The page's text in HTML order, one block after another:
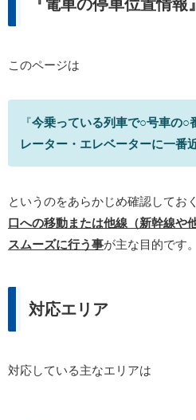
『電車の停車位置情報
このページは
『今乗っている列車で○号車の○
レーター・エレベーターに一番
というのをあらかじめ確認してお
口への移動または他線（新幹線や
スムーズに行う事が主な目的です。
対応エリア
対応している主なエリアは